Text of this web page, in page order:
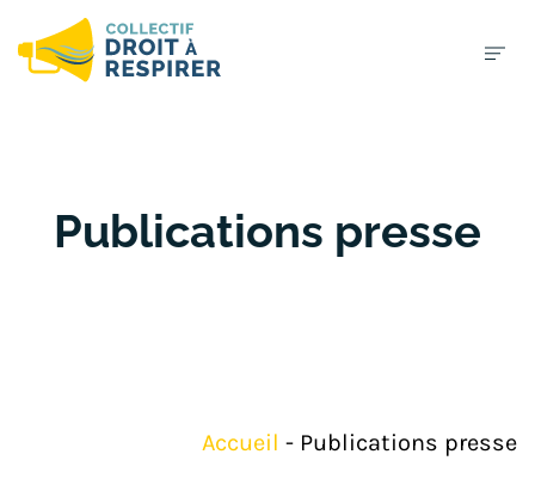
Publications presse
Accueil - Publications presse